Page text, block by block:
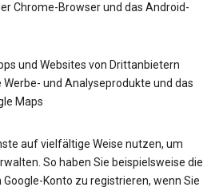
Chrome-Browser und das Android-
und Websites von Drittanbietern
und Analyseprodukte und das
Maps
auf vielfältige Weise nutzen, um
So haben Sie beispielsweise die
Konto zu registrieren, wenn Sie